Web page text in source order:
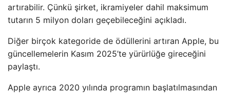
artırabilir. Çünkü şirket, ikramiyeler dahil maksimum
tutarın 5 milyon doları geçebileceğini açıkladı.
Diğer birçok kategoride de ödüllerini artıran Apple, bu
güncellemelerin Kasım 2025’te yürürlüğe gireceğini
paylaştı.
Apple ayrıca 2020 yılında programın başlatılmasından